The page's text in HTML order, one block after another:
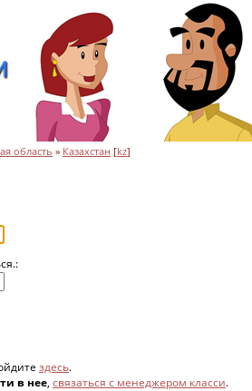
область » Казахстан [kz]
здесь.
в нее, связаться с менеджером класси.